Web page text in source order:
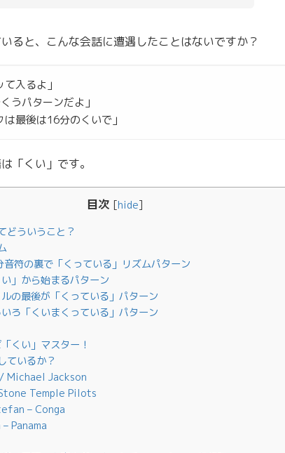
ると、こんな会話に遭遇したことはないですか？
て入るよ」
うパターンだよ」
は最後は16分のくいで」
「くい」です。
目次 [hide]
どういうこと？
符の裏で「くっている」リズムパターン
」から始まるパターン
の最後が「くっている」パターン
ろ「くいまくっている」パターン
くい」マスター！
ているか？
Michael Jackson
Temple Pilots
– Conga
Panama